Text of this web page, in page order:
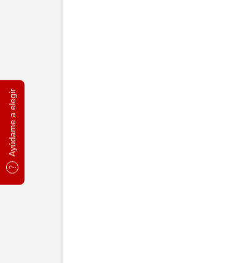
Ayúdame a elegir